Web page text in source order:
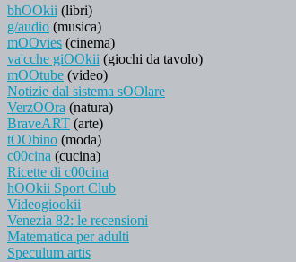
bhOOkii (libri)
g/audio (musica)
mOOvies (cinema)
va'cche giOOkii (giochi da tavolo)
mOOtube (video)
Notizie dal sistema sOOlare
VerzOOra (natura)
BraveART (arte)
tOObino (moda)
c00cina (cucina)
Ricette di c00cina
hOOkii Sport Club
Videogiookii
Venezia 82: le recensioni
Matematica per adulti
Speculum artis